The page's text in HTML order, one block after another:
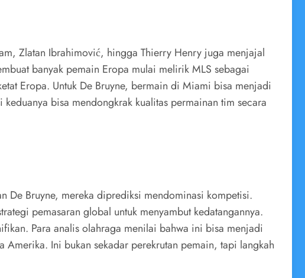
Zlatan Ibrahimović, hingga Thierry Henry juga menjajal
banyak pemain Eropa mulai melirik MLS sebagai
Eropa. Untuk De Bruyne, bermain di Miami bisa menjadi
bisa mendongkrak kualitas permainan tim secara
De Bruyne, mereka diprediksi mendominasi kompetisi.
pemasaran global untuk menyambut kedatangannya.
Para analis olahraga menilai bahwa ini bisa menjadi
Amerika. Ini bukan sekadar perekrutan pemain, tapi langkah